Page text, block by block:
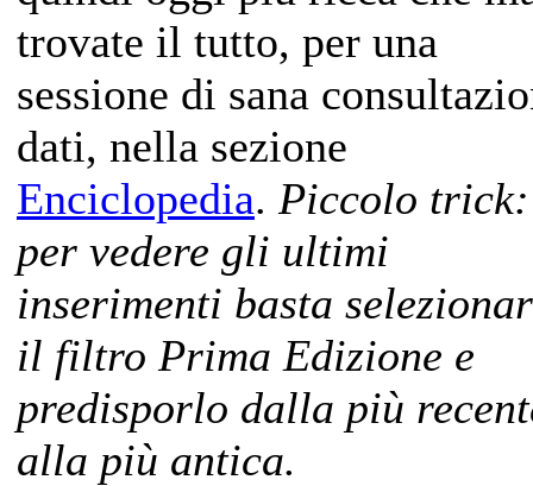
trovate il tutto, per una
sessione di sana
dati, nella sezione
Enciclopedia. Piccolo trick:
per vedere gli ultimi
inserimenti basta
il filtro Prima Edizione e
predisporlo dalla più
alla più antica.